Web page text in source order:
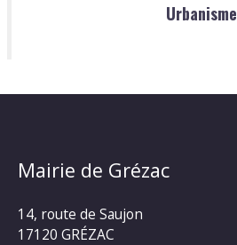
Urbanisme
Mairie de Grézac
14, route de Saujon
17120 GRÉZAC